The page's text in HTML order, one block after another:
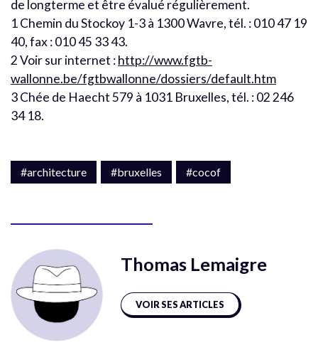
de longterme et être évalué régulièrement.
1 Chemin du Stockoy 1-3 à 1300 Wavre, tél. : 010 47 19
40, fax : 010 45 33 43.
2 Voir sur internet :http://www.fgtb-
wallonne.be/fgtbwallonne/dossiers/default.htm
3 Chée de Haecht 579 à 1031 Bruxelles, tél. : 02 246
34 18.
#architecture #bruxelles #cocof
Thomas Lemaigre
VOIR SES ARTICLES